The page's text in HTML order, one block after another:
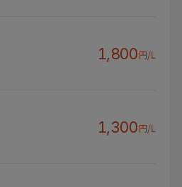
1,800円/L
1,300円/L